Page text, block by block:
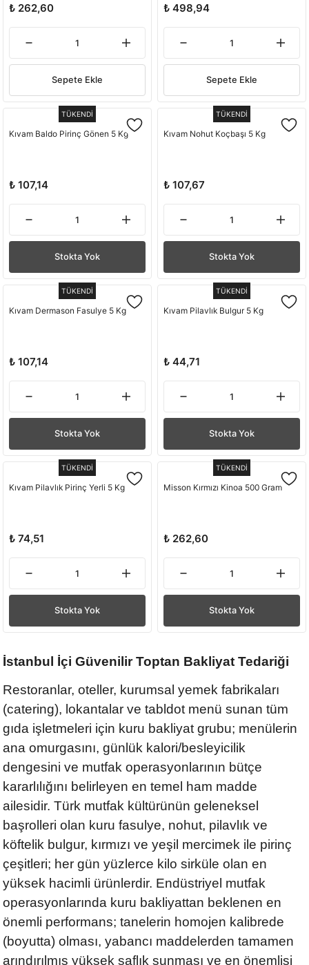
₺ 262,60
Sepete Ekle
₺ 498,94
Sepete Ekle
TÜKENDİ
Kıvam Baldo Pirinç Gönen 5 Kg
₺ 107,14
Stokta Yok
TÜKENDİ
Kıvam Nohut Koçbaşı 5 Kg
₺ 107,67
Stokta Yok
TÜKENDİ
Kıvam Dermason Fasulye 5 Kg
₺ 107,14
Stokta Yok
TÜKENDİ
Kıvam Pilavlık Bulgur 5 Kg
₺ 44,71
Stokta Yok
TÜKENDİ
Kıvam Pilavlık Pirinç Yerli 5 Kg
₺ 74,51
Stokta Yok
TÜKENDİ
Misson Kırmızı Kinoa 500 Gram
₺ 262,60
Stokta Yok
İstanbul İçi Güvenilir Toptan Bakliyat Tedariği
Restoranlar, oteller, kurumsal yemek fabrikaları
(catering), lokantalar ve tabldot menü sunan tüm
gıda işletmeleri için kuru bakliyat grubu; menülerin
ana omurgasını, günlük kalori/besleyicilik
dengesini ve mutfak operasyonlarının bütçe
kararlılığını belirleyen en temel ham madde
ailesidir. Türk mutfak kültürünün geleneksel
başrolleri olan kuru fasulye, nohut, pilavlık ve
köftelik bulgur, kırmızı ve yeşil mercimek ile pirinç
çeşitleri; her gün yüzlerce kilo sirküle olan en
yüksek hacimli ürünlerdir. Endüstriyel mutfak
operasyonlarında kuru bakliyattan beklenen en
önemli performans; tanelerin homojen kalibrede
(boyutta) olması, yabancı maddelerden tamamen
arındırılmış yüksek saflık sunması ve en önemlisi